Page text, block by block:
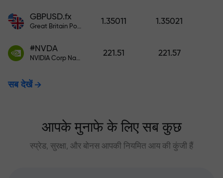
GBPUSD.fx
Great Britain Pound vs US Dollar
1.35011 1.35021
#NVDA
NVIDIA Corp Nasdaq Stock Exchange (Nasdaq) USD
221.51 221.57
सब देखें
आपके मुनाफे के लिए सब कुछ
स्प्रेड, सुरक्षा, और बोनस आपकी नियमित आय की कुंजी हैं